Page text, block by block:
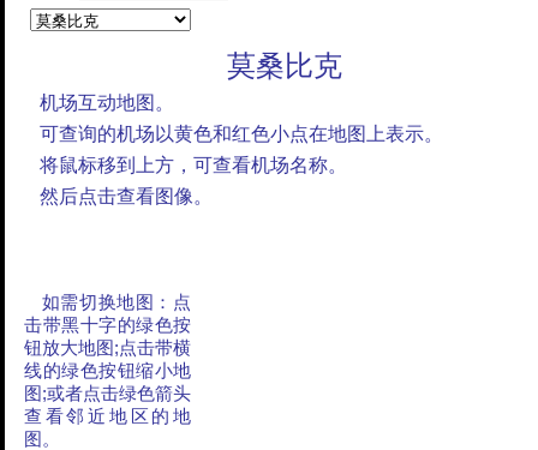
莫桑比克
机场互动地图。
可查询的机场以黄色和红色小点在地图上表示。
将鼠标移到上方，可查看机场名称。
然后点击查看图像。
如需切换地图：点
击带黑十字的绿色按
钮放大地图;点击带横
线的绿色按钮缩小地
图;或者点击绿色箭头
查看邻近地区的地
图。